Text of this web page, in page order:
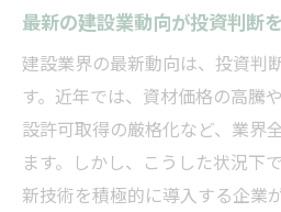
最新の建設業動向が投資判断
建設業界の最新動向は、投資判
す。近年では、資材価格の高騰
設許可取得の厳格化など、業界
ます。しかし、こうした状況下
新技術を積極的に導入する企業